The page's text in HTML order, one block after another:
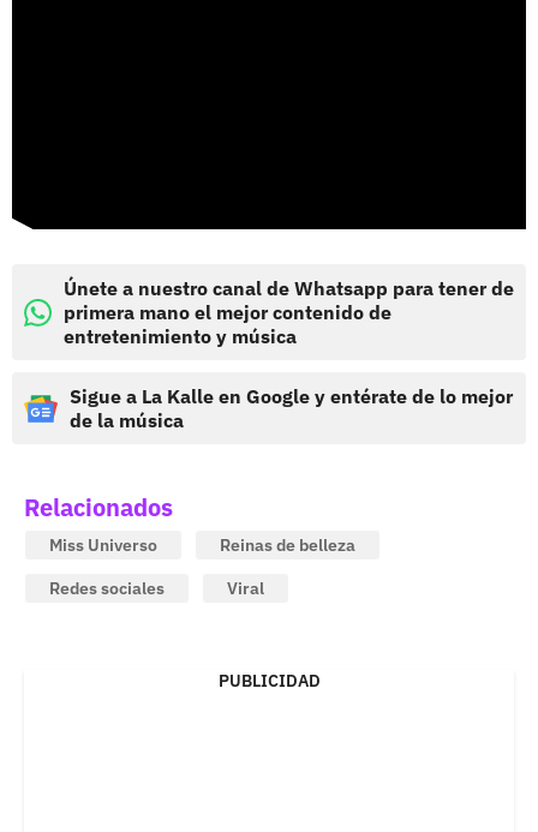
Únete a nuestro canal de Whatsapp para tener de
primera mano el mejor contenido de
entretenimiento y música
Sigue a La Kalle en Google y entérate de lo mejor
de la música
Relacionados
Miss Universo
Reinas de belleza
Redes sociales
Viral
PUBLICIDAD